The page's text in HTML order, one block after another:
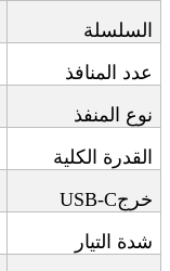
السلسلة
عدد المنافذ
نوع المنفذ
القدرة الكلية
خرجUSB-C
شدة التيار